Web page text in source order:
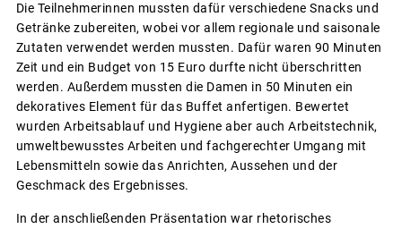
Die Teilnehmerinnen mussten dafür verschiedene Snacks und
Getränke zubereiten, wobei vor allem regionale und saisonale
Zutaten verwendet werden mussten. Dafür waren 90 Minuten
Zeit und ein Budget von 15 Euro durfte nicht überschritten
werden. Außerdem mussten die Damen in 50 Minuten ein
dekoratives Element für das Buffet anfertigen. Bewertet
wurden Arbeitsablauf und Hygiene aber auch Arbeitstechnik,
umweltbewusstes Arbeiten und fachgerechter Umgang mit
Lebensmitteln sowie das Anrichten, Aussehen und der
Geschmack des Ergebnisses.
In der anschließenden Präsentation war rhetorisches